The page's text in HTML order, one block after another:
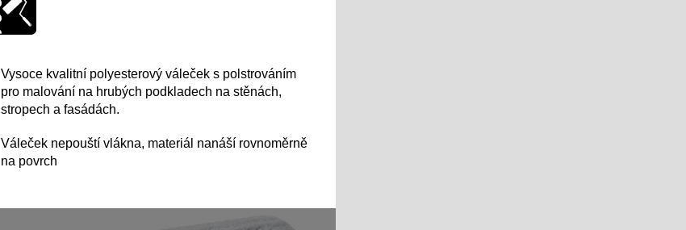
Vysoce kvalitní polyesterový váleček s polstrováním
pro malování na hrubých podkladech na stěnách,
stropech a fasádách.
Váleček nepouští vlákna, materiál nanáší rovnoměrně
na povrch